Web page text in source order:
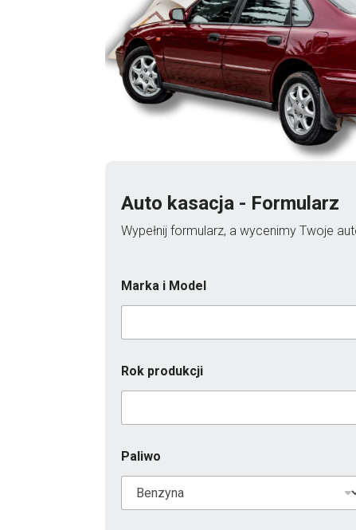
Auto kasacja - Formularz
Wypełnij formularz, a wycenimy Twoje
Marka i Model
Rok produkcji
Paliwo